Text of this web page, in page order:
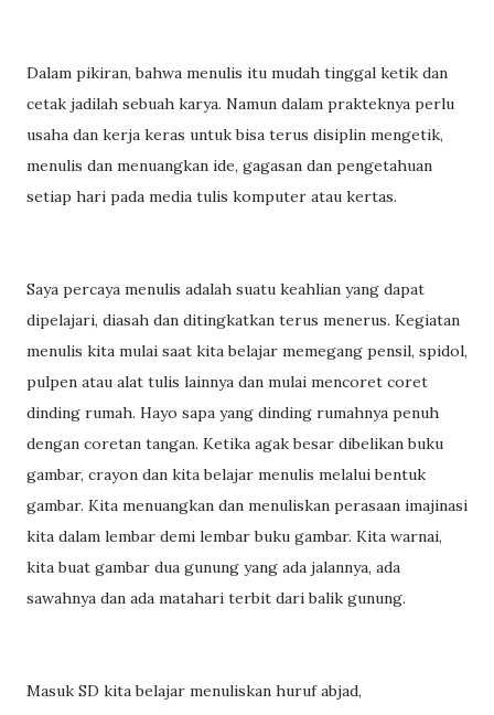
Dalam pikiran, bahwa menulis itu mudah tinggal ketik dan
cetak jadilah sebuah karya. Namun dalam prakteknya perlu
usaha dan kerja keras untuk bisa terus disiplin mengetik,
menulis dan menuangkan ide, gagasan dan pengetahuan
setiap hari pada media tulis komputer atau kertas.
Saya percaya menulis adalah suatu keahlian yang dapat
dipelajari, diasah dan ditingkatkan terus menerus. Kegiatan
menulis kita mulai saat kita belajar memegang pensil, spidol,
pulpen atau alat tulis lainnya dan mulai mencoret coret
dinding rumah. Hayo sapa yang dinding rumahnya penuh
dengan coretan tangan. Ketika agak besar dibelikan buku
gambar, crayon dan kita belajar menulis melalui bentuk
gambar. Kita menuangkan dan menuliskan perasaan imajinasi
kita dalam lembar demi lembar buku gambar. Kita warnai,
kita buat gambar dua gunung yang ada jalannya, ada
sawahnya dan ada matahari terbit dari balik gunung.
Masuk SD kita belajar menuliskan huruf abjad,